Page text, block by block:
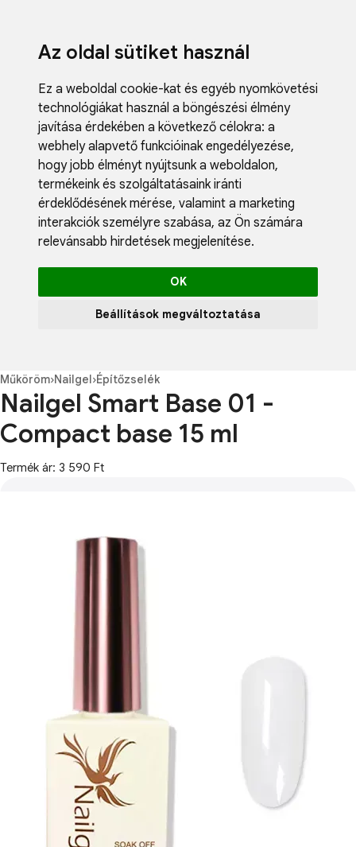
Az oldal sütiket használ
Ez a weboldal cookie-kat és egyéb nyomkövetési
technológiákat használ a böngészési élmény
javítása érdekében a következő célokra: a
webhely alapvető funkcióinak engedélyezése,
hogy jobb élményt nyújtsunk a weboldalon,
termékeink és szolgáltatásaink iránti
érdeklődésének mérése, valamint a marketing
interakciók személyre szabása, az Ön számára
relevánsabb hirdetések megjelenítése.
OK
Beállítások megváltoztatása
Blog
Műköröm›Nailgel›Építőzselék
Nailgel Smart Base 01 -
Compact base 15 ml
Termék ár: 3 590 Ft